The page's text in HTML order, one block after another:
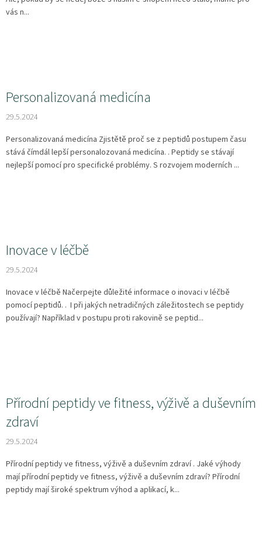
vás n...
Personalizovaná medicína
29.5.2024
Personalizovaná medicína Zjistětě proč se z peptidů postupem času
stává čímdál lepší personalozovaná medicína. . Peptidy se stávají
nejlepší pomocí pro specifické problémy. S rozvojem moderních ...
Inovace v léčbě
29.5.2024
Inovace v léčbě Načerpejte důležité informace o inovaci v léčbě
pomocí peptidů. . I při jakých netradičných záležitostech se peptidy
používají? Například v postupu proti rakovině se peptid...
Přírodní peptidy ve fitness, výživě a duševním
zdraví
29.5.2024
Přírodní peptidy ve fitness, výživě a duševním zdraví . Jaké výhody
mají přírodní peptidy ve fitness, výživě a duševním zdraví? Přírodní
peptidy mají široké spektrum výhod a aplikací, k...